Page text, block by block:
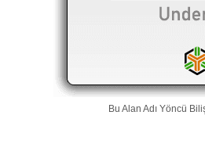
Bu Alan Adı Yöncü